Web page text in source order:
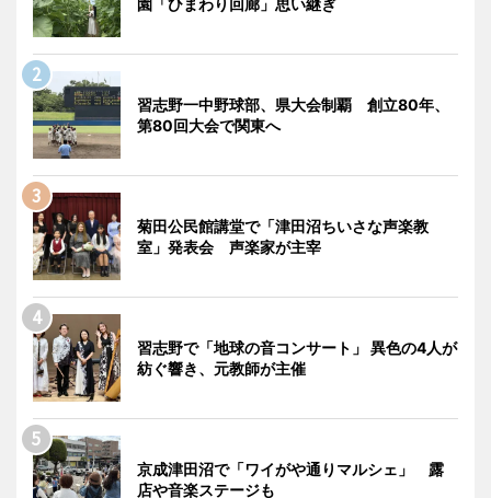
習志野一中野球部、県大会制覇 創立80年、
第80回大会で関東へ
菊田公民館講堂で「津田沼ちいさな声楽教
室」発表会 声楽家が主宰
習志野で「地球の音コンサート」 異色の4人が
紡ぐ響き、元教師が主催
京成津田沼で「ワイがや通りマルシェ」 露
店や音楽ステージも